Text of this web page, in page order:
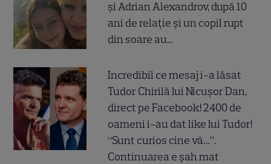
și Adrian Alexandrov, după 10
ani de relație și un copil rupt
din soare au...
Incredibil ce mesaj i-a lăsat
Tudor Chirilă lui Nicușor Dan,
direct pe Facebook! 2400 de
oameni i-au dat like lui Tudor!
“Sunt curios cine vă…”.
Continuarea e șah mat